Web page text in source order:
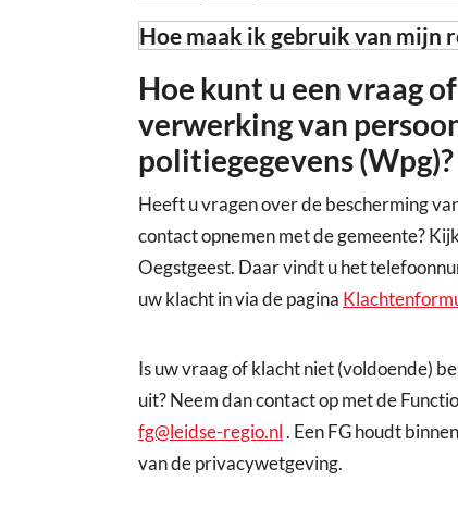
Hoe maak ik gebruik van mijn
Hoe kunt u een vraag
verwerking van
politiegegevens (Wpg)?
Heeft u vragen over de bescherming
contact opnemen met de gemeente?
Oegstgeest. Daar vindt u het
uw klacht in via de pagina
Is uw vraag of klacht niet (voldoende)
uit? Neem dan contact op met de
fg@leidse-regio.nl. Een FG houdt
van de privacywetgeving.